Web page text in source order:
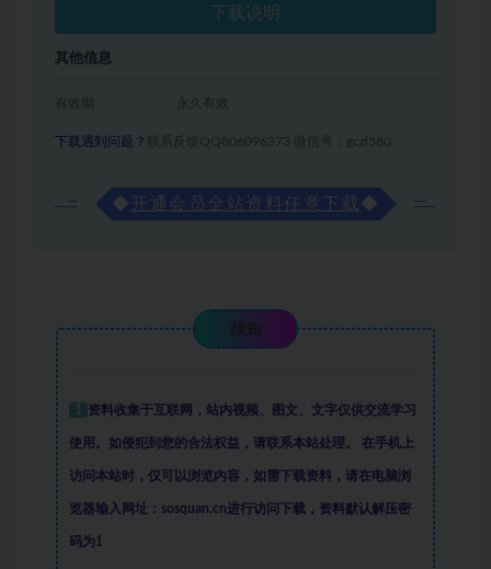
下载说明
其他信息
有效期 永久有效
下载遇到问题？ 联系反馈QQ806096373 微信号：gczl580
◆ 开通会员全站资料任意下载◆
须知
1 资料收集于互联网 ， 站内视频、图文、文字仅供交流学习
使用。如侵犯到您的合法权益，请联系本站处理。 在手机上
访问本站时，仅可以浏览内容，如需下载资料，请在电脑浏
览器输入网址：sosquan.cn进行访问下载， 资料默认解压密
码为1